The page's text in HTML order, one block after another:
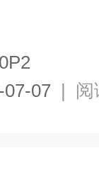
07-07 | 阅